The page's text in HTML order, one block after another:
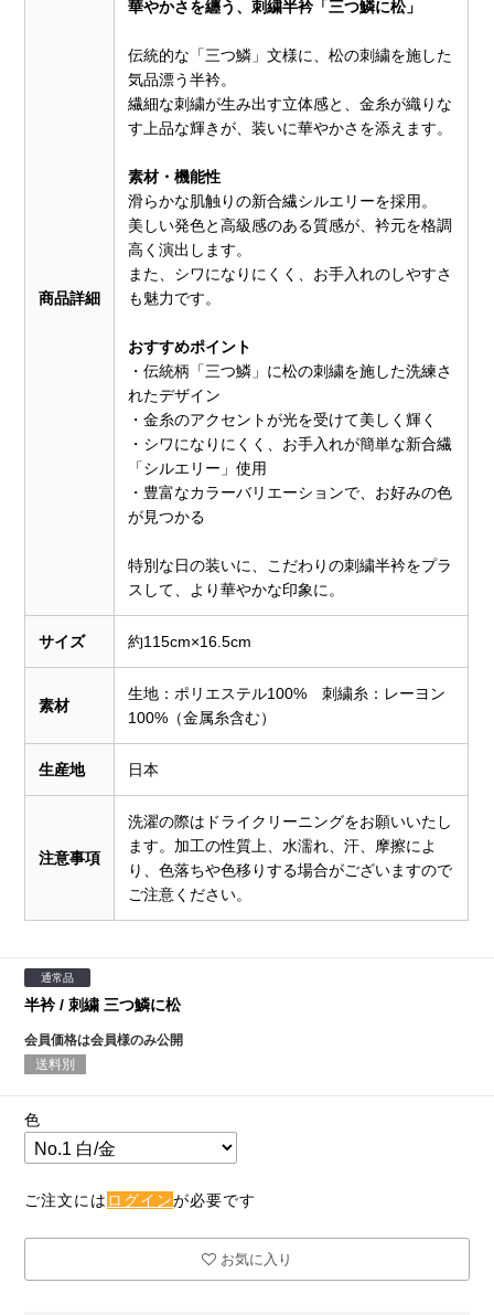
商品詳細
華やかさを纏う、刺繍半衿「三つ鱗に松」
伝統的な「三つ鱗」文様に、松の刺繍を施した
気品漂う半衿。
繊細な刺繍が生み出す立体感と、金糸が織りな
す上品な輝きが、装いに華やかさを添えます。
素材・機能性
滑らかな肌触りの新合繊シルエリーを採用。
美しい発色と高級感のある質感が、衿元を格調
高く演出します。
また、シワになりにくく、お手入れのしやすさ
も魅力です。
おすすめポイント
・伝統柄「三つ鱗」に松の刺繍を施した洗練さ
れたデザイン
・金糸のアクセントが光を受けて美しく輝く
・シワになりにくく、お手入れが簡単な新合繊
「シルエリー」使用
・豊富なカラーバリエーションで、お好みの色
が見つかる
特別な日の装いに、こだわりの刺繍半衿をプラ
スして、より華やかな印象に。
サイズ 約115cm×16.5cm
素材
生地：ポリエステル100% 刺繍糸：レーヨン
100%（金属糸含む）
生産地 日本
注意事項
洗濯の際はドライクリーニングをお願いいたし
ます。加工の性質上、水濡れ、汗、摩擦によ
り、色落ちや色移りする場合がございますので
ご注意ください。
通常品
半衿 / 刺繍 三つ鱗に松
会員価格は会員様のみ公開
送料別
色
ご注文には ログインが必要です
お気に入り